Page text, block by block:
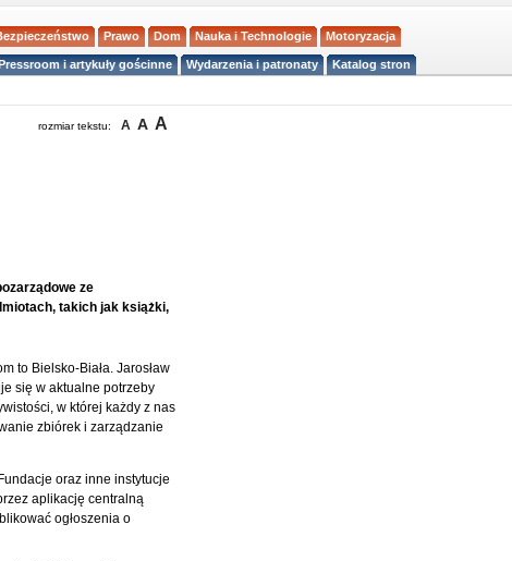
Prawo Dom Nauka i Technologie Motoryzacja
i artykuły gościnne Wydarzenia i patronaty Katalog stron
rozmiar tekstu: A A A
ze
takich jak książki,
to Bielsko-Biała. Jarosław
się w aktualne potrzeby
w której każdy z nas
zbiórek i zarządzanie
oraz inne instytucje
aplikację centralną
ogłoszenia o